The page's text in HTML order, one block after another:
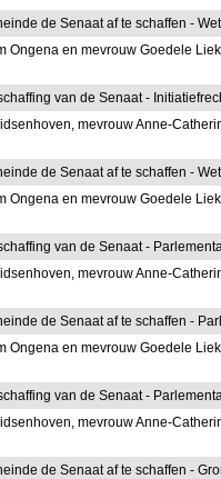
de Senaat af te schaffen -
Ongena en mevrouw Goedele
van de Senaat -
mevrouw Anne-
de Senaat af te schaffen -
Ongena en mevrouw Goedele
van de Senaat -
mevrouw Anne-
de Senaat af te schaffen -
Ongena en mevrouw Goedele
van de Senaat -
mevrouw Anne-
de Senaat af te schaffen -